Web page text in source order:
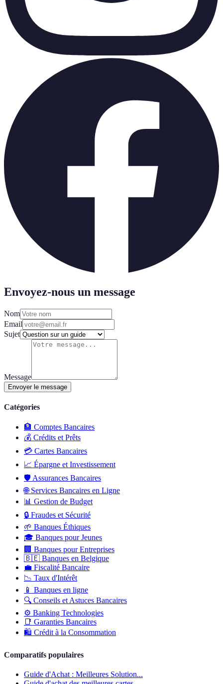
Envoyez-nous un message
Nom
Email
Sujet
Message
Envoyer le message
Catégories
🏦 Comptes Bancaires
💰 Crédits et Prêts
💳 Cartes Bancaires
📈 Épargne et Investissement
🛡️ Assurances Bancaires
🌐 Services Bancaires en Ligne
📊 Gestion de Budget
🔒 Fraudes et Sécurité
🌱 Banques Éthiques
🎓 Banques pour Jeunes
🏢 Banques pour Entreprises
🇧🇪 Banques en Belgique
💼 Fiscalité Bancaire
📉 Taux d'Intérêt
📱 Banques en ligne
🔍 Conseils et Astuces Bancaires
⚙️ Banking Technologies
📑 Garanties Bancaires
🛍️ Crédit à la Consommation
Comparatifs populaires
Guide d'Achat : Meilleures Solution...